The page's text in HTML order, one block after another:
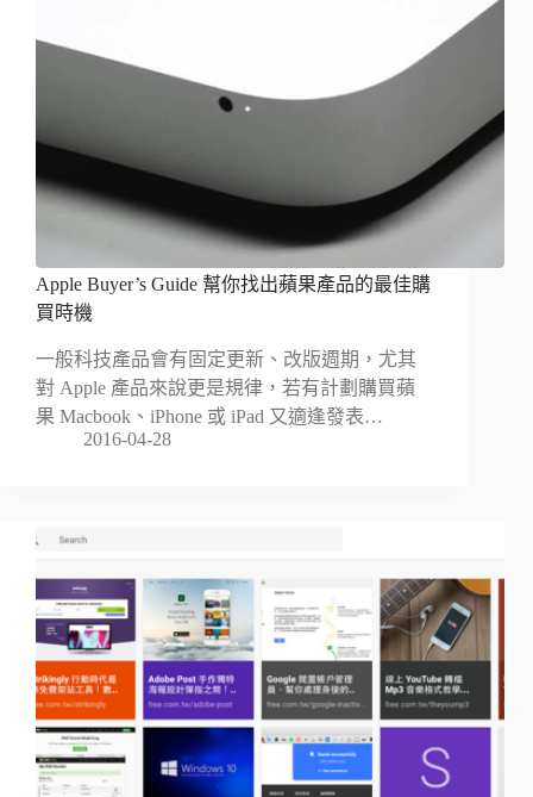
Apple Buyer’s Guide 幫你找出蘋果產品的最佳購
買時機
一般科技產品會有固定更新、改版週期，尤其
對 Apple 產品來說更是規律，若有計劃購買蘋
果 Macbook、iPhone 或 iPad 又適逢發表…
2016-04-28